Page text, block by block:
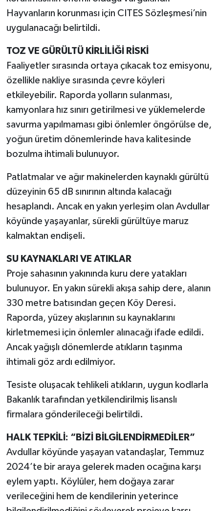
Hayvanların korunması için CITES Sözleşmesi’nin
uygulanacağı belirtildi.
TOZ VE GÜRÜLTÜ KİRLİLİĞİ RİSKİ
Faaliyetler sırasında ortaya çıkacak toz emisyonu,
özellikle nakliye sırasında çevre köyleri
etkileyebilir. Raporda yolların sulanması,
kamyonlara hız sınırı getirilmesi ve yüklemelerde
savurma yapılmaması gibi önlemler öngörülse de,
yoğun üretim dönemlerinde hava kalitesinde
bozulma ihtimali bulunuyor.
Patlatmalar ve ağır makinelerden kaynaklı gürültü
düzeyinin 65 dB sınırının altında kalacağı
hesaplandı. Ancak en yakın yerleşim olan Avdullar
köyünde yaşayanlar, sürekli gürültüye maruz
kalmaktan endişeli.
SU KAYNAKLARI VE ATIKLAR
Proje sahasının yakınında kuru dere yatakları
bulunuyor. En yakın sürekli akışa sahip dere, alanın
330 metre batısından geçen Köy Deresi.
Raporda, yüzey akışlarının su kaynaklarını
kirletmemesi için önlemler alınacağı ifade edildi.
Ancak yağışlı dönemlerde atıkların taşınma
ihtimali göz ardı edilmiyor.
Tesiste oluşacak tehlikeli atıkların, uygun kodlarla
Bakanlık tarafından yetkilendirilmiş lisanslı
firmalara gönderileceği belirtildi.
HALK TEPKİLİ: “BİZİ BİLGİLENDİRMEDİLER”
Avdullar köyünde yaşayan vatandaşlar, Temmuz
2024’te bir araya gelerek maden ocağına karşı
eylem yaptı. Köylüler, hem doğaya zarar
verileceğini hem de kendilerinin yeterince